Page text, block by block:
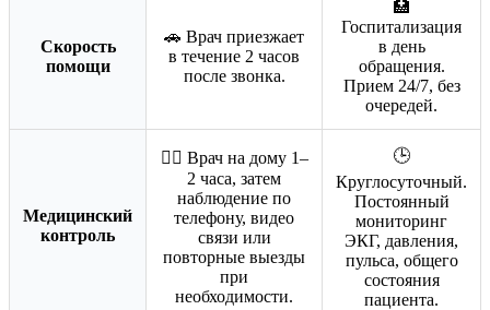
Скорость
помощи
🚗 Врач приезжает
в течение 2 часов
после звонка.
🏥
Госпитализация
в день
обращения.
Прием 24/7, без
очередей.
Медицинский
контроль
👨‍⚕️ Врач на дому 1–
2 часа, затем
наблюдение по
телефону, видео
связи или
повторные выезды
при
необходимости.
🕒
Круглосуточный.
Постоянный
мониторинг
ЭКГ, давления,
пульса, общего
состояния
пациента.